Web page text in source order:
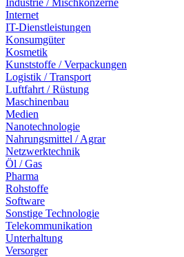
Industrie / Mischkonzerne
Internet
IT-Dienstleistungen
Konsumgüter
Kosmetik
Kunststoffe / Verpackungen
Logistik / Transport
Luftfahrt / Rüstung
Maschinenbau
Medien
Nanotechnologie
Nahrungsmittel / Agrar
Netzwerktechnik
Öl / Gas
Pharma
Rohstoffe
Software
Sonstige Technologie
Telekommunikation
Unterhaltung
Versorger